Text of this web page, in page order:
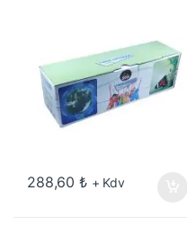
288,60₺ + Kdv